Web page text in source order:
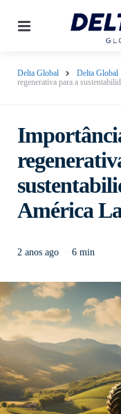
Delta Global Delta Global
regenerativa para a
América
2 anos ago 6 min